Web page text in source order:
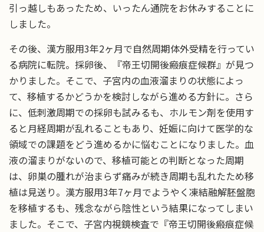
引っ越しもあったため、いったん通院をお休みすることに
しました。
その後、漢方服用3年2ヶ月で自然周期体外受精を行ってい
る病院に転院。採卵後、『帝王切開後瘢痕症候群』が見つ
かりました。そこで、子宮内の血液溜まりの状態によっ
て、移植するかどうかを検討しながら進める方針に。さら
に、低刺激周期での採卵も試みるも、ホルモン剤を使用す
ると月経周期が乱れることもあり、妊娠に向けて医学的な
領域での課題をどう進めるかに悩むことになりました。血
液の溜まりがないので、移植可能との判断となった周期
は、卵巣の腫れが治まらず痛みが続き周期も乱れたため移
植は見送り。漢方服用3年7ヶ月でようやく凍結融解胚盤胞
を移植するも、残念ながら陰性という結果になってしまい
ました。そこで、子宮内視鏡検査で『帝王切開後瘢痕症候